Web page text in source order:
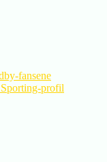
fansene
profil